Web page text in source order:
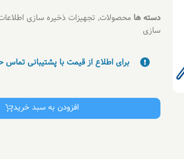
دسته ها محصولات, تجهیزات ذخیره سازی
سازی
برای اطلاع از قیمت با پشتیبانی تماس
افزودن به سبد خرید